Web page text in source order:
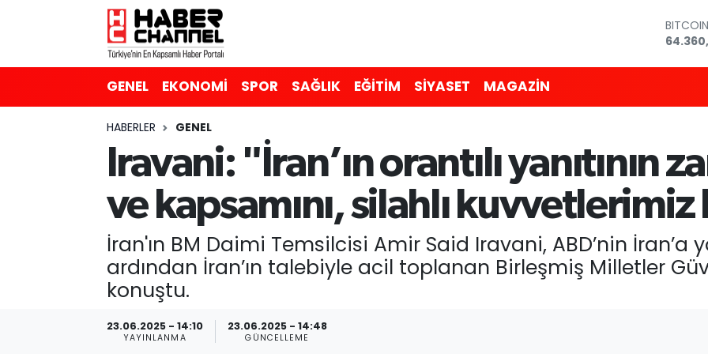
DOLAR
BİST100
13.887
BITCOIN
GENEL EKONOMİ SPOR SAĞLIK EĞİTİM SİYASET MAGAZİN
HABERLER GENEL
Iravani: "İran’ın orantılı yanıtının
ve kapsamını, silahlı
İran'ın BM Daimi Temsilcisi Amir Said Iravani, ABD’nin İran’a
ardından İran’ın talebiyle acil toplanan Birleşmiş Milletler
konuştu.
23.06.2025 - 14:10
YAYINLANMA
23.06.2025 - 14:48
GÜNCELLEME
MAGAZİN
Nöbetçi Eczaneler
Süper Lig Puan Durumu ve Fikstür
Tüm Manşetler
Son Dakika Haberleri
Haber Arşivi